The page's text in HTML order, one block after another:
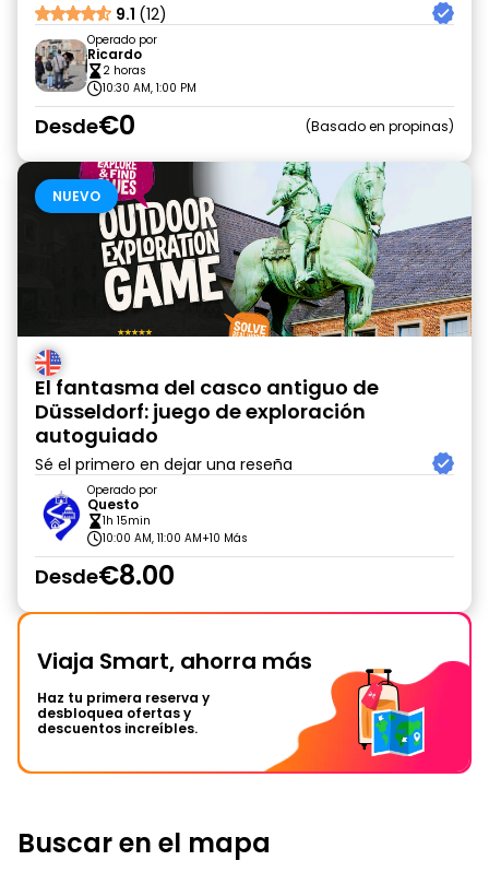
9.1 (12)
Operado por
Ricardo
2 horas
10:30 AM, 1:00 PM
Desde€0 Basado en propinas
NUEVO
El fantasma del casco antiguo de
Düsseldorf: juego de exploración
autoguiado
Sé el primero en dejar una reseña
Operado por
Questo
1h 15min
10:00 AM, 11:00 AM+10 Más
Desde€8.00
Viaja Smart, ahorra más
Haz tu primera reserva y
desbloquea ofertas y
descuentos increíbles.
Buscar en el mapa